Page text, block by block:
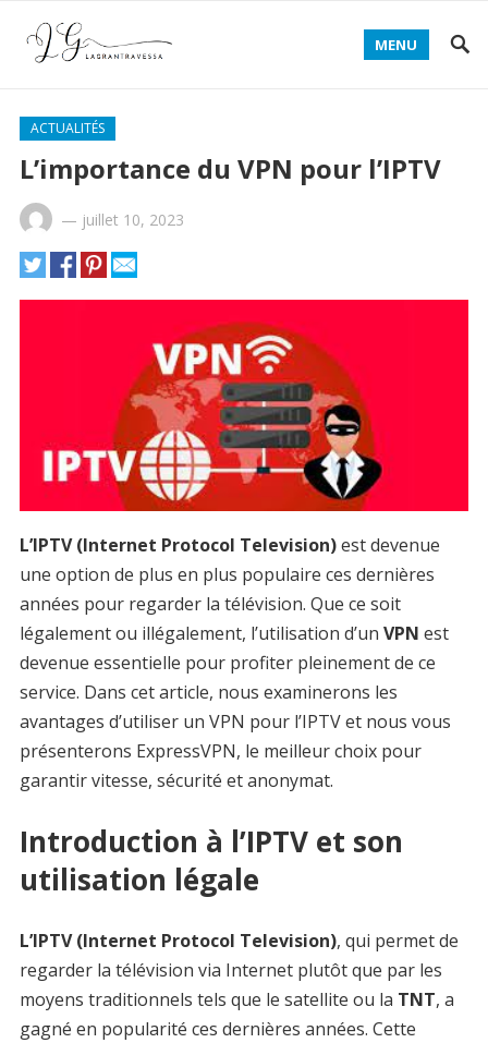
MENU
ACTUALITÉS
L’importance du VPN pour l’IPTV
— juillet 10, 2023
L’IPTV (Internet Protocol Television)est devenue
une option de plus en plus populaire ces dernières
années pour regarder la télévision. Que ce soit
légalement ou illégalement, l’utilisation d’un VPN est
devenue essentielle pour profiter pleinement de ce
service. Dans cet article, nous examinerons les
avantages d’utiliser un VPN pour l’IPTV et nous vous
présenterons ExpressVPN, le meilleur choix pour
garantir vitesse, sécurité et anonymat.
Introduction à l’IPTV et son
utilisation légale
L’IPTV (Internet Protocol Television), qui permet de
regarder la télévision via Internet plutôt que par les
moyens traditionnels tels que le satellite ou la TNT, a
gagné en popularité ces dernières années. Cette